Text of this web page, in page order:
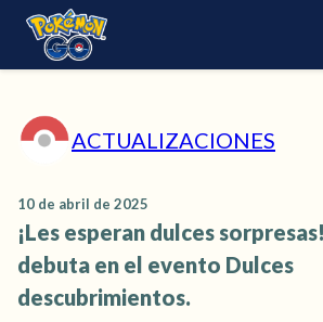
ACTUALIZACIONES
10 de abril de 2025
¡Les esperan dulces
debuta en el evento Dulces
descubrimientos.